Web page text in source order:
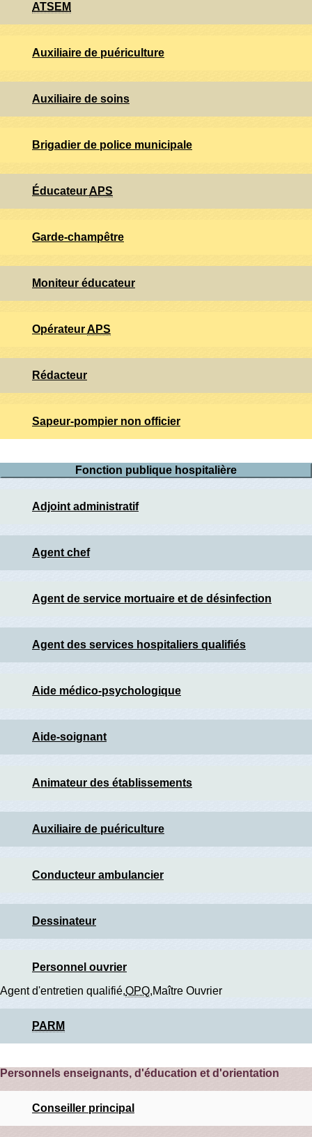
ATSEM
Auxiliaire de puériculture
Auxiliaire de soins
Brigadier de police municipale
Éducateur APS
Garde-champêtre
Moniteur éducateur
OpérateurAPS
Rédacteur
Sapeur-pompier non officier
Fonction publique hospitalière
Adjoint administratif
Agent chef
Agent de service mortuaire et de désinfection
Agent des services hospitaliers qualifiés
Aide médico-psychologique
Aide-soignant
Animateur des établissements
Auxiliaire de puériculture
Conducteur ambulancier
Dessinateur
Personnel ouvrier
Agent d'entretien qualifié,OPQ,Maître Ouvrier
PARM
Personnels enseignants, d'éducation et d'orientation
Conseiller principal